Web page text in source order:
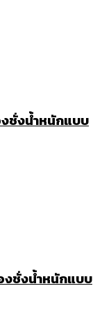
งชั่งน้ำหนักแบบ
งชั่งน้ำหนักแบบ